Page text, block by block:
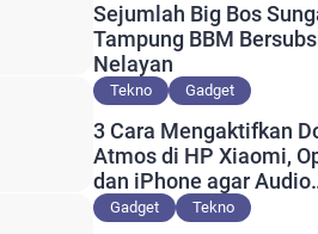
Sejumlah Big Bos
Tampung BBM
Nelayan
Tekno Gadget
3 Cara Mengaktifkan
Atmos di HP Xiaomi,
dan iPhone agar Audio
Lebih Maksimal
Gadget Tekno